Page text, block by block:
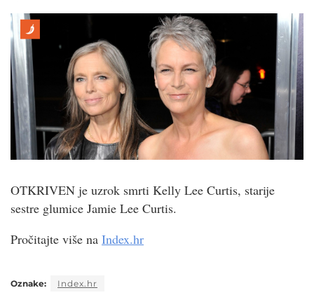
OTKRIVEN je uzrok smrti Kelly Lee Curtis, starije
sestre glumice Jamie Lee Curtis.
Pročitajte više na Index.hr
Oznake: Index.hr